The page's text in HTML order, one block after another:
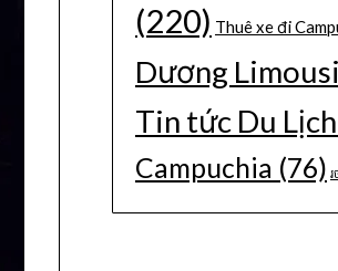
(220) Thuê xe đi
Dương
Tin tức Du Lịch
Campuchia (76)